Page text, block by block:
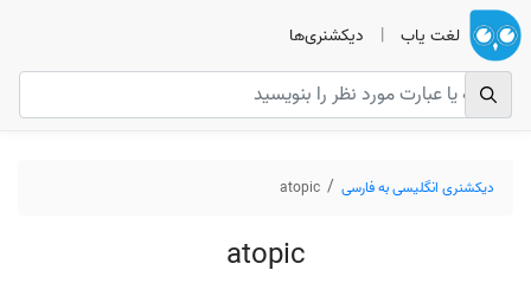
لغت یاب | دیکشنری‌ها
دیکشنری انگلیسی به فارسی atopic
atopic